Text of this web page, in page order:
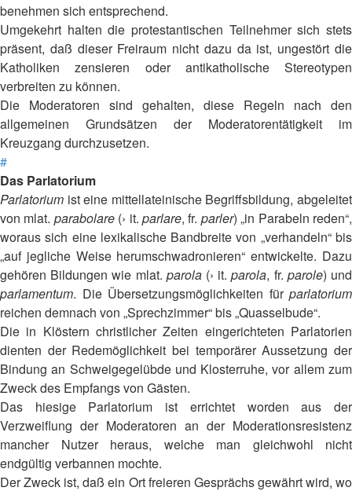
benehmen sich entsprechend.
Umgekehrt halten die protestantischen Teilnehmer sich stets
präsent, daß dieser Freiraum nicht dazu da ist, ungestört die
Katholiken zensieren oder antikatholische Stereotypen
verbreiten zu können.
Die Moderatoren sind gehalten, diese Regeln nach den
allgemeinen Grundsätzen der Moderatorentätigkeit im
Kreuzgang durchzusetzen.
#
Das Parlatorium
Parlatorium ist eine mittellateinische Begriffsbildung, abgeleitet
von mlat. parabolare(› it.parlare, fr. parler) „in Parabeln reden“,
woraus sich eine lexikalische Bandbreite von „verhandeln“ bis
„auf jegliche Weise herumschwadronieren“ entwickelte. Dazu
gehören Bildungen wie mlat. parola(› it.parola, fr. parole) und
parlamentum. Die Übersetzungsmöglichkeiten für parlatorium
reichen demnach von „Sprechzimmer“ bis „Quasselbude“.
Die in Klöstern christlicher Zeiten eingerichteten Parlatorien
dienten der Redemöglichkeit bei temporärer Aussetzung der
Bindung an Schweigegelübde und Klosterruhe, vor allem zum
Zweck des Empfangs von Gästen.
Das hiesige Parlatorium ist errichtet worden aus der
Verzweiflung der Moderatoren an der Moderationsresistenz
mancher Nutzer heraus, welche man gleichwohl nicht
endgültig verbannen mochte.
Der Zweck ist, daß ein Ort freieren Gesprächs gewährt wird, wo